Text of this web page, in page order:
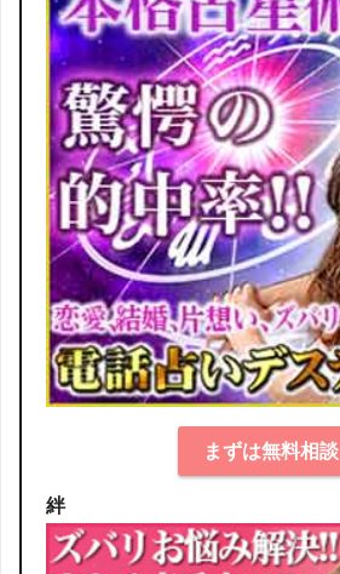
まずは無料相談
絆